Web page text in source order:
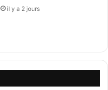
il y a 2 jours